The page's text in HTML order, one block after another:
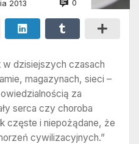
2013 0
w dzisiejszych czasach
magazynach, sieci –
za
serca czy choroba
częste i niepożądane, że
cywilizacyjnych.”